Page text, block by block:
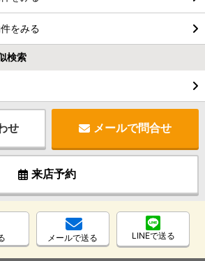
をみる
検索
せ メールで問合せ
来店予約
メールで送る LINEで送る